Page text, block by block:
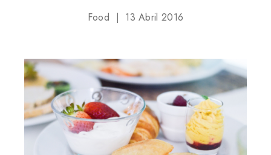
Food 13 Abril 2016